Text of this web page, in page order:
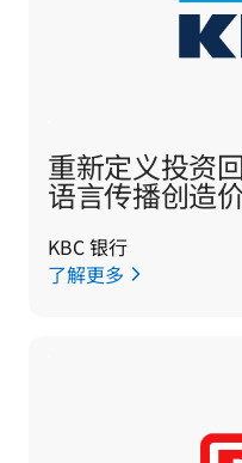
重新定义投资
语言传播创造
KBC 银行
了解更多